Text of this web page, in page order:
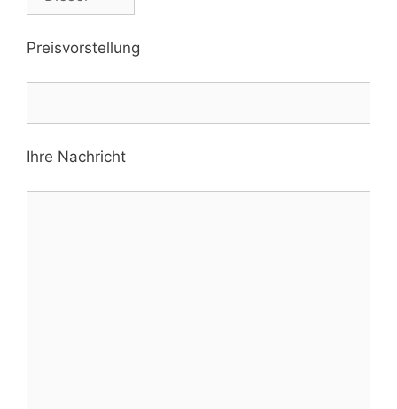
Preisvorstellung
Ihre Nachricht